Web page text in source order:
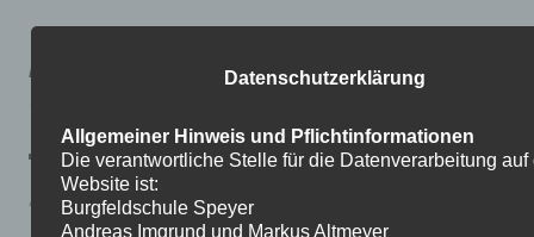
ARBEITSPLAN-EV.-RELIGION-
7-WOCHE-6-1
Arbeitsplan-ev.-Religion-7-Woche-6-1
Datenschutzerklärung
Allgemeiner Hinweis und Pflichtinformationen
Die verantwortliche Stelle für die Datenverarbeitung auf
Website ist:
Burgfeldschule Speyer
Andreas Imgrund und Markus Altmeyer